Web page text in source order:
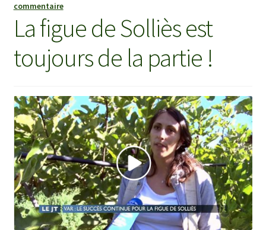
commentaire
La figue de Solliès est
toujours de la partie !